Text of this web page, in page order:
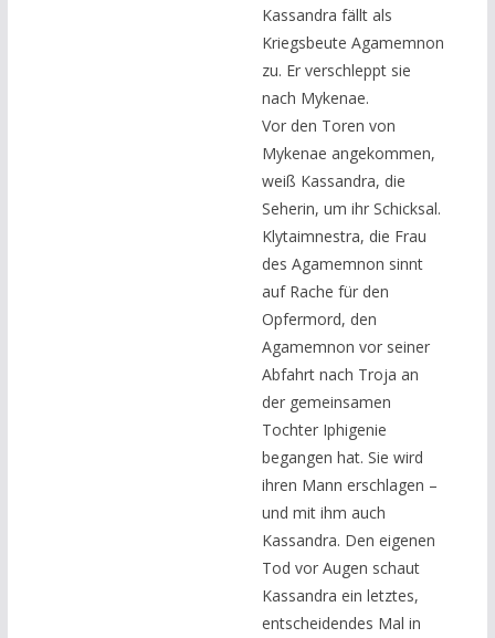
Kassandra fällt als
Kriegsbeute Agamemnon
zu. Er verschleppt sie
nach Mykenae.
Vor den Toren von
Mykenae angekommen,
weiß Kassandra, die
Seherin, um ihr Schicksal.
Klytaimnestra, die Frau
des Agamemnon sinnt
auf Rache für den
Opfermord, den
Agamemnon vor seiner
Abfahrt nach Troja an
der gemeinsamen
Tochter Iphigenie
begangen hat. Sie wird
ihren Mann erschlagen –
und mit ihm auch
Kassandra. Den eigenen
Tod vor Augen schaut
Kassandra ein letztes,
entscheidendes Mal in